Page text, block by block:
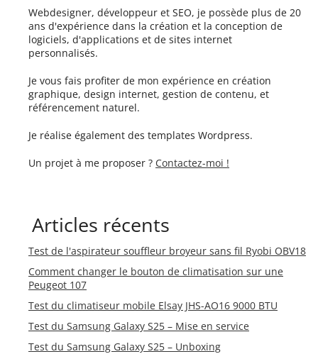
Webdesigner, développeur et SEO, je possède plus de 20
ans d'expérience dans la création et la conception de
logiciels, d'applications et de sites internet
personnalisés.
Je vous fais profiter de mon expérience en création
graphique, design internet, gestion de contenu, et
référencement naturel.
Je réalise également des templates Wordpress.
Un projet à me proposer ? Contactez-moi !
Articles récents
Test de l'aspirateur souffleur broyeur sans fil Ryobi OBV18
Comment changer le bouton de climatisation sur une
Peugeot 107
Test du climatiseur mobile Elsay JHS-AO16 9000 BTU
Test du Samsung Galaxy S25 – Mise en service
Test du Samsung Galaxy S25 – Unboxing